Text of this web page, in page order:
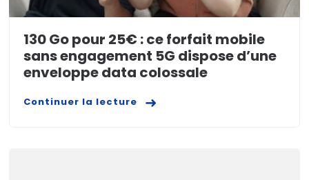
130 Go pour 25€ : ce forfait mobile
sans engagement 5G dispose d’une
enveloppe data colossale
Continuer la lecture